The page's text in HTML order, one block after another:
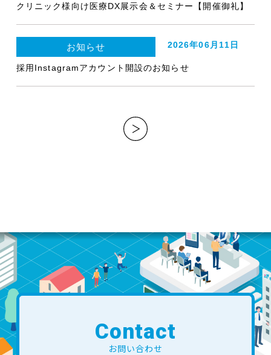
クリニック様向け医療DX展示会＆セミナー【開催御礼】
お知らせ 2026年06月11日
採用Instagramアカウント開設のお知らせ
Contact
お問い合わせ